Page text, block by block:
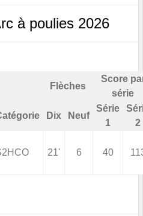
à poulies 2026
Flèches
Score
série
Dix Neuf
Série
1
2
21' 6 40